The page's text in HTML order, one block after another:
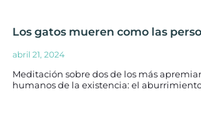
Los gatos mueren como las
abril 21, 2024
Meditación sobre dos de los más
humanos de la existencia: el